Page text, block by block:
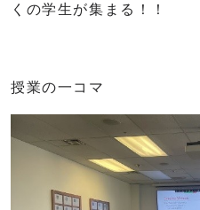
くの学生が集まる！！
授業の一コマ